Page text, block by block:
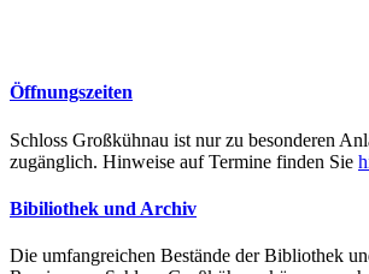
Öffnungszeiten
Schloss Großkühnau ist nur zu besonderen
zugänglich. Hinweise auf Termine finden Sie
Bibiliothek und Archiv
Die umfangreichen Bestände der Bibliothek